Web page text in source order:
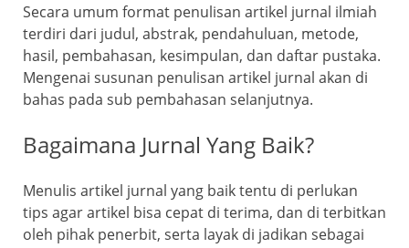
Secara umum format penulisan artikel jurnal ilmiah
terdiri dari judul, abstrak, pendahuluan, metode,
hasil, pembahasan, kesimpulan, dan daftar pustaka.
Mengenai susunan penulisan artikel jurnal akan di
bahas pada sub pembahasan selanjutnya.
Bagaimana Jurnal Yang Baik?
Menulis artikel jurnal yang baik tentu di perlukan
tips agar artikel bisa cepat di terima, dan di terbitkan
oleh pihak penerbit, serta layak di jadikan sebagai